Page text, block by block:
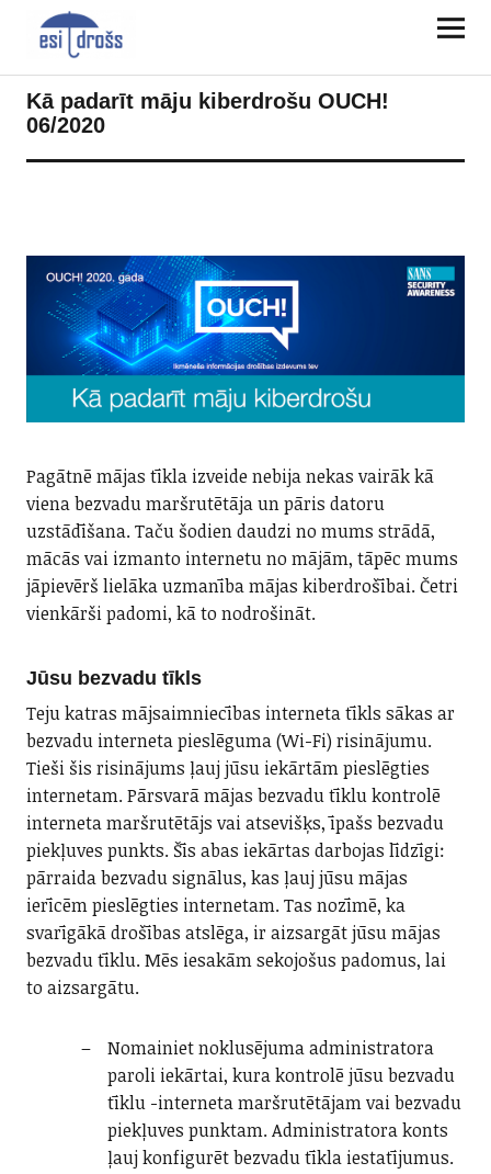
Kā padarīt māju kiberdrošu OUCH!
06/2020
Pagātnē mājas tīkla izveide nebija nekas vairāk kā
viena bezvadu maršrutētāja un pāris datoru
uzstādīšana. Taču šodien daudzi no mums strādā,
mācās vai izmanto internetu no mājām, tāpēc mums
jāpievērš lielāka uzmanība mājas kiberdrošībai. Četri
vienkārši padomi, kā to nodrošināt.
Jūsu bezvadu tīkls
Teju katras mājsaimniecības interneta tīkls sākas ar
bezvadu interneta pieslēguma (Wi-Fi) risinājumu.
Tieši šis risinājums ļauj jūsu iekārtām pieslēgties
internetam. Pārsvarā mājas bezvadu tīklu kontrolē
interneta maršrutētājs vai atsevišķs, īpašs bezvadu
piekļuves punkts. Šīs abas iekārtas darbojas līdzīgi:
pārraida bezvadu signālus, kas ļauj jūsu mājas
ierīcēm pieslēgties internetam. Tas nozīmē, ka
svarīgākā drošības atslēga, ir aizsargāt jūsu mājas
bezvadu tīklu. Mēs iesakām sekojošus padomus, lai
to aizsargātu.
Nomainiet noklusējuma administratora
paroli iekārtai, kura kontrolē jūsu bezvadu
tīklu -interneta maršrutētājam vai bezvadu
piekļuves punktam. Administratora konts
ļauj konfigurēt bezvadu tīkla iestatījumus.